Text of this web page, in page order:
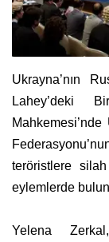
Ukrayna’nın
Lahey’deki
teröristlere
eylemlerde
Yelena